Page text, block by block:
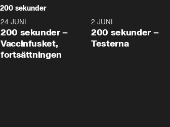
200 sekunder
5:00
24 JUNI
200 sekunder –
Vaccinfusket,
fortsättningen
2 JUNI
200 sekunder –
Testerna